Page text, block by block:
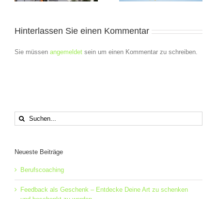
Hinterlassen Sie einen Kommentar
Sie müssen angemeldet sein um einen Kommentar zu schreiben.
Suche
nach:
Neueste Beiträge
Berufscoaching
Feedback als Geschenk – Entdecke Deine Art zu schenken